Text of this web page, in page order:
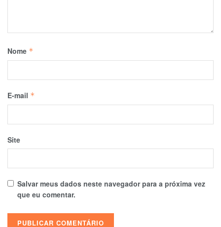
Nome *
E-mail *
Site
Salvar meus dados neste navegador para a próxima vez
que eu comentar.